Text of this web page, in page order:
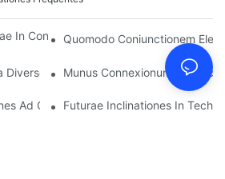
In Conexiones Electricas In Electronicis
Quomodo Coniunctionem
Diversorum Generum Connexionum
Munus Connexionum
Ad Connexiones Electricas
Futurae Inclinationes In